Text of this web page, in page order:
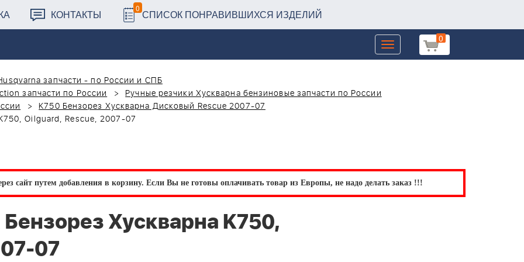
КОНТАКТЫ 0 СПИСОК ПОНРАВИВШИХСЯ ИЗДЕЛИЙ
0
Toggle
navigation
запчасти - по России и СПБ
запчасти по России
Ручные резчики Хускварна бензиновые запчасти по России
K750 Бензорез Хускварна Дисковый Rescue 2007-07
Oilguard, Rescue, 2007-07
сайт путем добавления в корзину. Если Вы не готовы оплачивать товар из Европы, не надо делать заказ !!!
Хускварна K750,
07